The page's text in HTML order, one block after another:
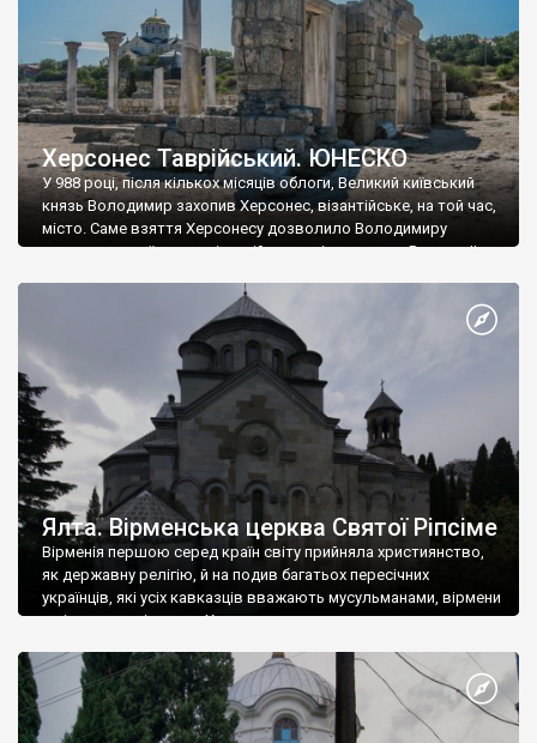
Херсонес Таврійський. ЮНЕСКО
У 988 році, після кількох місяців облоги, Великий київський
князь Володимир захопив Херсонес, візантійське, на той час,
місто. Саме взяття Херсонесу дозволило Володимиру
диктувати свої умови візантійському імператору Василю ІІ, та
Херсонесі Володимир-язичник, став Василем-християнином.
А потім було Хрещення Русі. На честь Херсонесу Таврійського
Ялта. Вірменська церква Святої Ріпсіме
Вірменія першою серед країн світу прийняла християнство,
як державну релігію, й на подив багатьох пересічних
українців, які усіх кавказців вважають мусульманами, вірмени
є відданими вірянами Христа